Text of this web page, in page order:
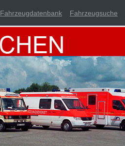
Fahrzeugdatenbank Fahrzeugsuche